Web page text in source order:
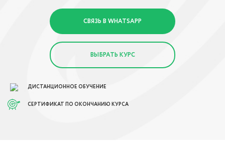
СВЯЗЬ В WHATSAPP
ВЫБРАТЬ КУРС
ДИСТАНЦИОННОЕ ОБУЧЕНИЕ
СЕРТИФИКАТ ПО ОКОНЧАНИЮ КУРСА